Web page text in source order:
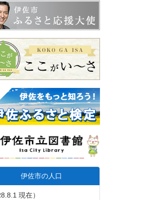
伊佐市の人口
現在）